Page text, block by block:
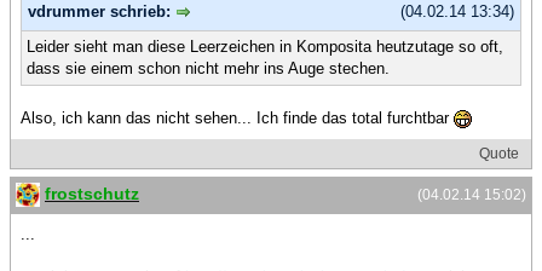
(04.02.14 13:34)
vdrummer schrieb:
Leider sieht man diese Leerzeichen in Komposita heutzutage so oft,
dass sie einem schon nicht mehr ins Auge stechen.
Also, ich kann das nicht sehen... Ich finde das total furchtbar
Quote
(04.02.14 15:02)
frostschutz